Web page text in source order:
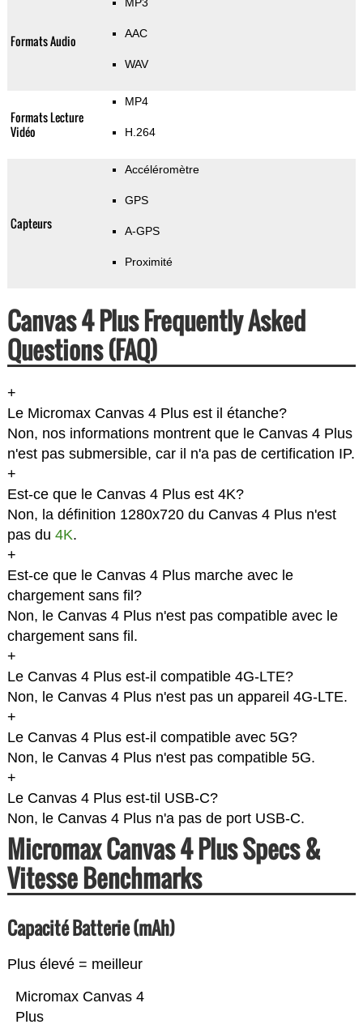
Formats Audio AAC
WAV
Formats Lecture
Vidéo
MP4
H.264
Capteurs
Accéléromètre
GPS
A-GPS
Proximité
Canvas 4 Plus Frequently Asked
Questions (FAQ)
+
Le Micromax Canvas 4 Plus est il étanche?
Non, nos informations montrent que le Canvas 4 Plus
n'est pas submersible, car il n'a pas de certification IP.
+
Est-ce que le Canvas 4 Plus est 4K?
Non, la définition 1280x720 du Canvas 4 Plus n'est
pas du 4K.
+
Est-ce que le Canvas 4 Plus marche avec le
chargement sans fil?
Non, le Canvas 4 Plus n'est pas compatible avec le
chargement sans fil.
+
Le Canvas 4 Plus est-il compatible 4G-LTE?
Non, le Canvas 4 Plus n'est pas un appareil 4G-LTE.
+
Le Canvas 4 Plus est-il compatible avec 5G?
Non, le Canvas 4 Plus n'est pas compatible 5G.
+
Le Canvas 4 Plus est-til USB-C?
Non, le Canvas 4 Plus n'a pas de port USB-C.
Micromax Canvas 4 Plus Specs &
Vitesse Benchmarks
Capacité Batterie (mAh)
Plus élevé = meilleur
Micromax Canvas 4
Plus